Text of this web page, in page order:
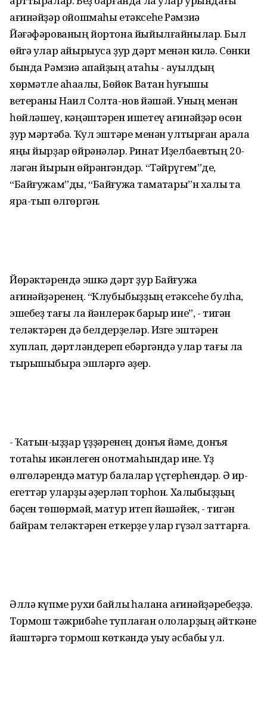
ағинәйҙәр ойошмаһы етәксеһе Рәмзиә
Йәғәфәрованың йортона йыйылғайнылар. Был
өйгә улар айырыуса ҙур дәрт менән килә. Сөнки
бында Рәмзиә апайҙың атаһы - ауылдың
хөрмәтле аҡһаҡалы, Бөйөк Ватан һуғышы
ветераны Наил Солта-нов йәшәй. Уның менән
һөйләшеү, кәңәштәрен ишетеү ағинәйҙәр өсөн
ҙур мәртәбә. Ҡул эштәре менән ултырған арала
яңы йырҙар өйрәнәләр. Ринат Иҙелбаевтың 20-
ләгән йырын өйрәнгәндәр. “Тәйрүгем”де,
“Байғужам”ды, “Байғужа таҡмаҡтары”н халыҡ та
яра-тып өлгөргән.
Йөрәктәрендә эшкә дәрт ҙур Байғужа
ағинәйҙәренең. “Клубыбыҙҙың етәксеһе булһа,
эшебеҙ тағы ла йәнлерәк барыр ине”, - тигән
теләктәрен дә белдерҙеләр. Изге эштәрен
хуплап, дәртләндереп ебәргәндә улар тағы ла
тырышыбыраҡ эшләргә әҙер.
- Ҡатын-ҡыҙҙар үҙҙәренең донъя йәме, донъя
тотҡаһы икәнлеген онотмаһындар ине. Үҙ
өлгөләрендә матур балалар үҫтерһендәр. Ә ир-
егеттәр уларҙы ҡәҙерләп торһон. Халҡыбыҙҙың
бәҫен төшөрмәй, матур итеп йәшәйек, - тигән
байрам теләктәрен еткерҙе улар гүзәл заттарға.
Әллә күпме рухи байлыҡ һаҡлана ағинәйҙәребеҙҙә.
Тормош тәжрибәһе туплаған ололарҙың әйткәне
йәштәргә тормош көткәндә уҡыу әсбабы ул.